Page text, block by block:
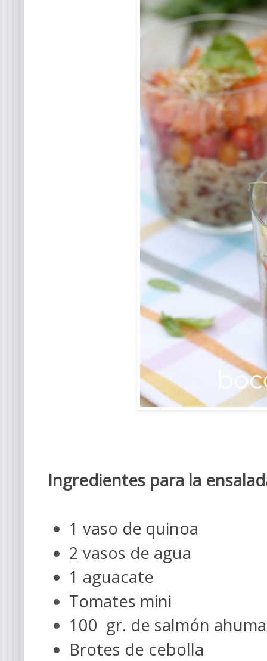
Ingredientes para la
1 vaso de quinoa
2 vasos de agua
1 aguacate
Tomates mini
100 gr. de salmón
Brotes de cebolla